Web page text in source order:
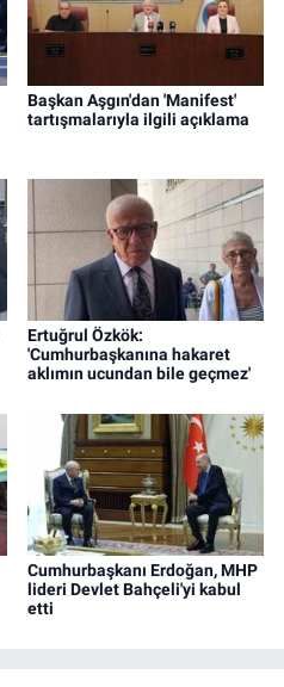
Başkan Aşgın'dan 'Manifest'
tartışmalarıyla ilgili açıklama
Ertuğrul Özkök:
'Cumhurbaşkanına hakaret
aklımın ucundan bile geçmez'
Cumhurbaşkanı Erdoğan, MHP
lideri Devlet Bahçeli'yi kabul
etti